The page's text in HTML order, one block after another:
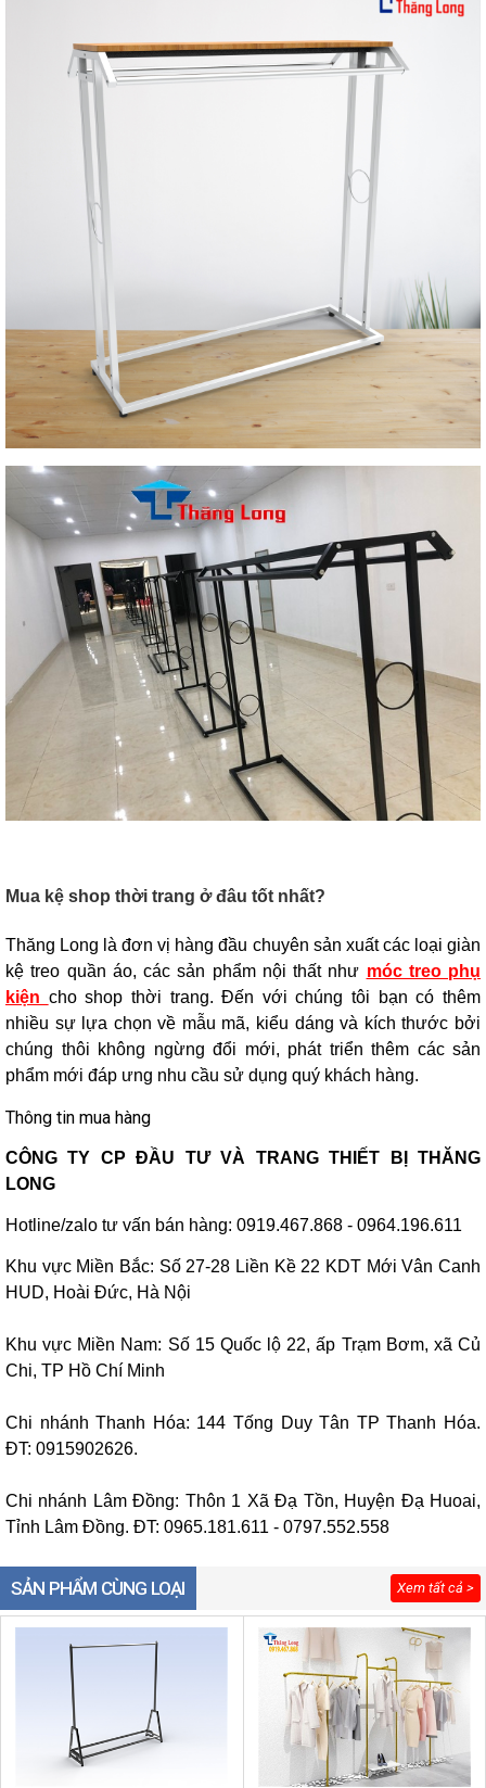
Mua kệ shop thời trang ở đâu tốt nhất?
Thăng Long là đơn vị hàng đầu chuyên sản xuất các loại giàn
kệ treo quần áo, các sản phẩm nội thất như móc treo phụ
kiện cho shop thời trang. Đến với chúng tôi bạn có thêm
nhiều sự lựa chọn về mẫu mã, kiểu dáng và kích thước bởi
chúng thôi không ngừng đổi mới, phát triển thêm các sản
phẩm mới đáp ưng nhu cầu sử dụng quý khách hàng.
Thông tin mua hàng
CÔNG TY CP ĐẦU TƯ VÀ TRANG THIẾT BỊ THĂNG
LONG
Hotline/zalo tư vấn bán hàng: 0919.467.868 - 0964.196.611
Khu vực Miền Bắc: Số 27-28 Liền Kề 22 KDT Mới Vân Canh
HUD, Hoài Đức, Hà Nội
Khu vực Miền Nam: Số 15 Quốc lộ 22, ấp Trạm Bơm, xã Củ
Chi, TP Hồ Chí Minh
Chi nhánh Thanh Hóa: 144 Tống Duy Tân TP Thanh Hóa.
ĐT: 0915902626.
Chi nhánh Lâm Đồng: Thôn 1 Xã Đạ Tồn, Huyện Đạ Huoai,
Tỉnh Lâm Đồng. ĐT: 0965.181.611 - 0797.552.558
Xem tất cả >
SẢN PHẨM CÙNG LOẠI